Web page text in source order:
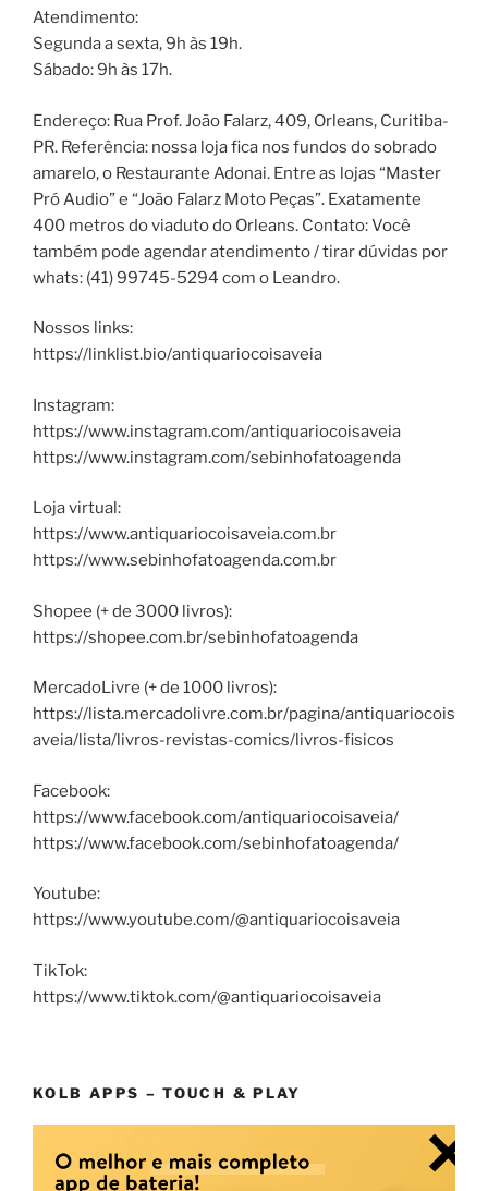
Atendimento:
Segunda a sexta, 9h às 19h.
Sábado: 9h às 17h.
Endereço: Rua Prof. João Falarz, 409, Orleans, Curitiba-
PR. Referência: nossa loja fica nos fundos do sobrado
amarelo, o Restaurante Adonai. Entre as lojas “Master
Pró Audio” e “João Falarz Moto Peças”. Exatamente
400 metros do viaduto do Orleans. Contato: Você
também pode agendar atendimento / tirar dúvidas por
whats: (41) 99745-5294 com o Leandro.
Nossos links:
https://linklist.bio/antiquariocoisaveia
Instagram:
https://www.instagram.com/antiquariocoisaveia
https://www.instagram.com/sebinhofatoagenda
Loja virtual:
https://www.antiquariocoisaveia.com.br
https://www.sebinhofatoagenda.com.br
Shopee (+ de 3000 livros):
https://shopee.com.br/sebinhofatoagenda
MercadoLivre (+ de 1000 livros):
https://lista.mercadolivre.com.br/pagina/antiquariocois
aveia/lista/livros-revistas-comics/livros-fisicos
Facebook:
https://www.facebook.com/antiquariocoisaveia/
https://www.facebook.com/sebinhofatoagenda/
Youtube:
https://www.youtube.com/@antiquariocoisaveia
TikTok:
https://www.tiktok.com/@antiquariocoisaveia
KOLB APPS – TOUCH & PLAY